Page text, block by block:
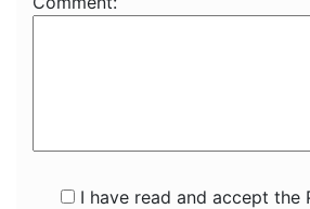
I have read and accept the